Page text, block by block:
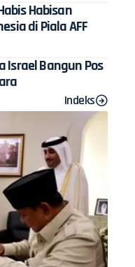
Habisan
di Piala AFF
Israel Bangun Pos
Indeks